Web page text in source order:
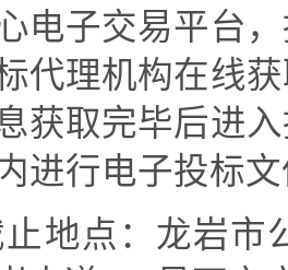
电子交易平台
代理机构在线
获取完毕后进
进行电子投标
地点 ：龙岩市